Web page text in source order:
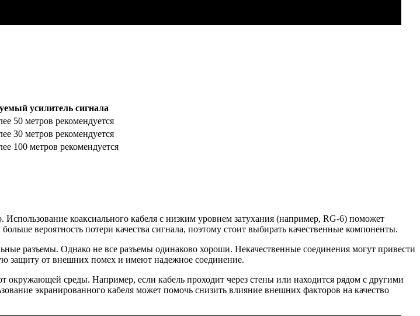
усилитель сигнала
50 метров рекомендуется
30 метров рекомендуется
100 метров рекомендуется
коаксиального кабеля с низким уровнем затухания (например, RG-6) поможет
вероятность потери качества сигнала, поэтому стоит выбирать качественные компоненты.
разъемы. Однако не все разъемы одинаково хороши. Некачественные соединения могут привести
защиту от внешних помех и имеют надежное соединение.
окружающей среды. Например, если кабель проходит через стены или находится рядом с другими
экранированного кабеля может помочь снизить влияние внешних факторов на качество